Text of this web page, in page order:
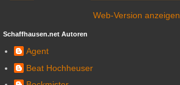
Web-Version anzeigen
Schaffhausen.net Autoren
Agent
Beat Hochheuser